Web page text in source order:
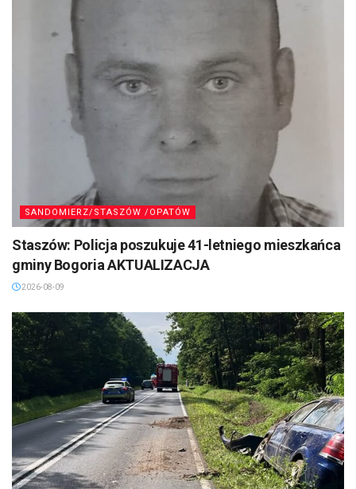
SANDOMIERZ/STASZÓW /OPATÓW
Staszów: Policja poszukuje 41-letniego mieszkańca
gminy Bogoria AKTUALIZACJA
2026-08-09